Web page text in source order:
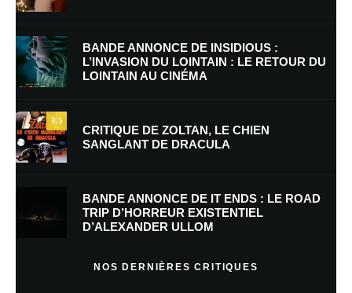
Nom*
E-mail* Site web
Enregistrer mon nom, mon e-mail et mon site dans le navigateur pour
mon prochain commentaire.
Prévenez-moi de tous les nouveaux commentaires par e-mail.
BANDE ANNONCE DE INSIDIOUS :
L’INVASION DU LOINTAIN : LE RETOUR DU
LOINTAIN AU CINÉMA
7.5
CRITIQUE DE ZOLTAN, LE CHIEN
SANGLANT DE DRACULA
BANDE ANNONCE DE IT ENDS : LE ROAD
TRIP D’HORREUR EXISTENTIEL
D’ALEXANDER ULLOM
NOS DERNIÈRES CRITIQUES